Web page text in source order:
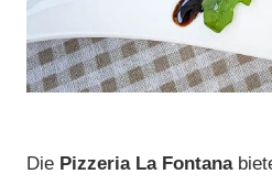
Die Pizzeria La Fontana